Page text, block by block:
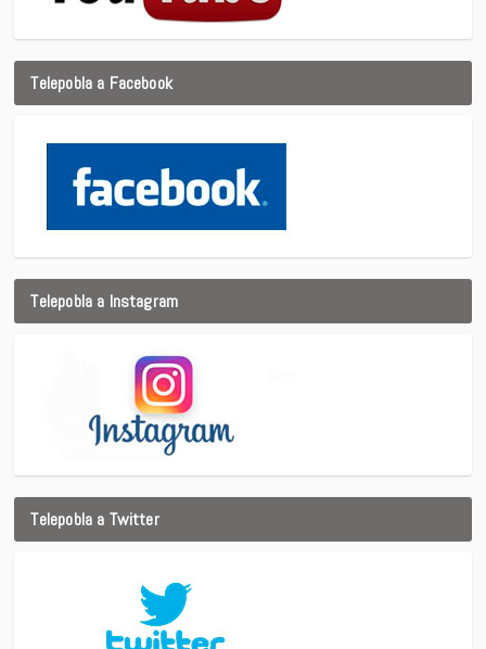
Telepobla a Facebook
Telepobla a Instagram
Telepobla a Twitter